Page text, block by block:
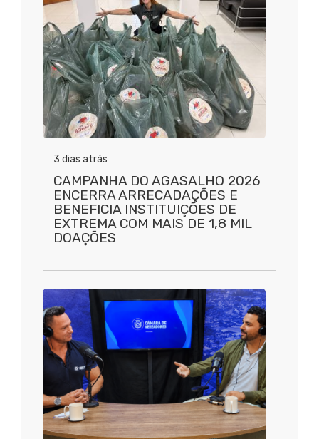
3 dias atrás
CAMPANHA DO AGASALHO 2026
ENCERRA ARRECADAÇÕES E
BENEFICIA INSTITUIÇÕES DE
EXTREMA COM MAIS DE 1,8 MIL
DOAÇÕES